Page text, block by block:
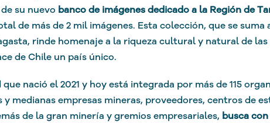
su nuevo banco de imágenes dedicado a la Región de
de más de 2 mil imágenes. Esta colección, que se suma
rinde homenaje a la riqueza cultural y natural de las
de Chile un país único.
nació el 2021 y hoy está integrada por más de 115
medianas empresas mineras, proveedores, centros de
de la gran minería y gremios empresariales, busca